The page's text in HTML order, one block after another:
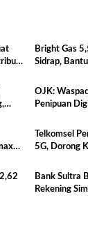
Bright Gas
Sidrap,
Elpiji 3 Kg
OJK:
Penipuan
Telkomsel
5G, Dorong
Bank Sultra
Rekening